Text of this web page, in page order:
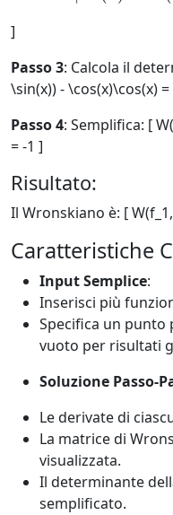
]
Passo 3: Calcola il
\sin(x)) - \cos(x)\cos(x)
Passo 4: Semplifica: [
= -1 ]
Risultato:
Il Wronskiano è: [
Caratteristiche
Input Semplice:
Inserisci più
Specifica un punto
vuoto per risultati
Soluzione Passo-
Le derivate di
La matrice di
visualizzata.
Il determinante
semplificato.